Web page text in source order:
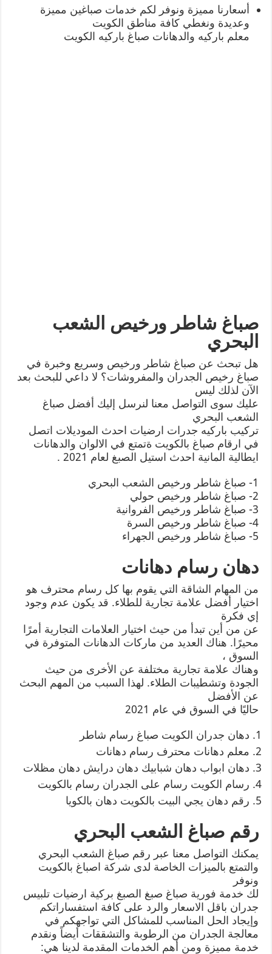
أسعارنا مميزة ونوفر لكم خدمات صباغين مميزة
وعديدة ونغطي كافة مناطق الكويت
معلم باركيه والدهانات صباغ باركيه الكويت
صباغ شاطر ورخيص الشعب
البحري
هل تبحث عن صباغ شاطر ورخيص وسريع وخبرة في
صباغ رخيص الجدران والمفروشات؟ لا داعي للبحث بعد
الآن لذلك ليس
عليك سوى التواصل معنا لنرسل إليك أفضل صباغ
الشعب البحري
تركيب باركيه جدرات ارضيات احدث الموديلات اتصل
في ارقام صباغ بالكويت ةتمتع في الالوان والدهانات
ايطالية المانية احدث استيل الصبغ لعام 2021 .
1- صباغ شاطر ورخيص الشعب البحري
2- صباغ شاطر ورخيص حولي
3- صباغ شاطر ورخيص الفروانية
4- صباغ شاطر ورخيص السرة
5- صباغ شاطر ورخيص الجهراء
دهان رسام دهانات
من المهام الشاقة التي يقوم بها كل رسام محترف هو
اختيار أفضل علامة تجارية للطلاء. قد يكون عدم وجود
إي فكرة
عن من أين تبدأ من حيث اختيار العلامات التجارية أمرًا
محيرًا. هناك العديد من ماركات الدهانات المتوفرة في
السوق ،
وهناك علامة تجارية مختلفة عن الأخرى من حيث
الجودة وتشطيبات الطلاء. لهذا السبب من المهم البحث
عن الأفضل
حاليًا في السوق في عام 2021
دهان جدران الكويت صباغ رسام شاطر
معلم دهانات محترف رسام دهانات
دهان ابواب دهان شبابيك دهان درايش دهان مظلات
رسام الكويت رسام على الجدران رسام بالكويت
رقم دهان يجي البيت بالكويت دهان بالكويا
رقم صباغ الشعب البحري
يمكنك التواصل معنا عبر رقم صباغ الشعب البحري
والتمتع بالميزات الخاصة لدى شركة اصباغ بالكويت
ونوفر
لك خدمة فورية صباغ صبغ الصبغ بركية ارضيات تلبيس
جدران باقل الاسعار والرد على كافة استفساراتكم
وإيجاد الحل المناسب للمشاكل التي تواجهكم في
معالجة الجدران من الرطوبة والتشققات أيضاً ونقدم
خدمة مميزة ومن أهم الخدمات المقدمة لدينا هي: